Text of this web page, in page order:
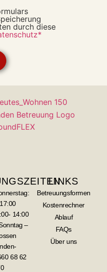
durch diese
14:00
–
68 62
LINKS
Betreuungsformen
Kostenrechner
Ablauf
FAQs
Über uns